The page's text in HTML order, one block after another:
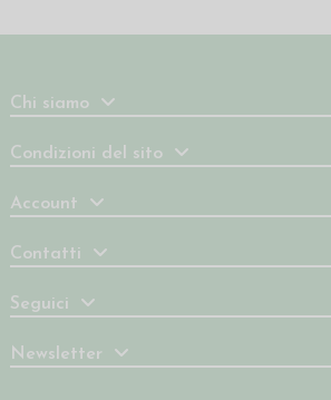
Chi siamo
Condizioni del sito
Account
Contatti
Seguici
Newsletter